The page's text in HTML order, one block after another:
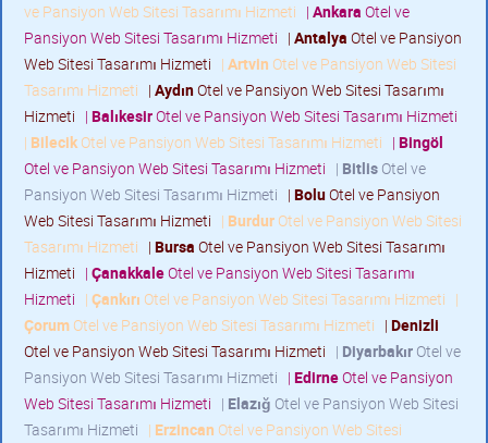
ve Pansiyon Web Sitesi Tasarımı Hizmeti | Ankara Otel ve
Pansiyon Web Sitesi Tasarımı Hizmeti | Antalya Otel ve Pansiyon
Web Sitesi Tasarımı Hizmeti | Artvin Otel ve Pansiyon Web Sitesi
Tasarımı Hizmeti | AydınOtel ve Pansiyon Web Sitesi Tasarımı
Hizmeti | BalıkesirOtel ve Pansiyon Web Sitesi Tasarımı Hizmeti
| BilecikOtel ve Pansiyon Web Sitesi Tasarımı Hizmeti | Bingöl
Otel ve Pansiyon Web Sitesi Tasarımı Hizmeti | Bitlis Otel ve
Pansiyon Web Sitesi Tasarımı Hizmeti | BoluOtel ve Pansiyon
Web Sitesi Tasarımı Hizmeti | Burdur Otel ve Pansiyon Web Sitesi
Tasarımı Hizmeti | Bursa Otel ve Pansiyon Web Sitesi Tasarımı
Hizmeti | ÇanakkaleOtel ve Pansiyon Web Sitesi Tasarımı
Hizmeti | Çankırı Otel ve Pansiyon Web Sitesi Tasarımı Hizmeti |
Çorum Otel ve Pansiyon Web Sitesi Tasarımı Hizmeti | Denizli
Otel ve Pansiyon Web Sitesi Tasarımı Hizmeti | Diyarbakır Otel ve
Pansiyon Web Sitesi Tasarımı Hizmeti | EdirneOtel ve Pansiyon
Web Sitesi Tasarımı Hizmeti | Elazığ Otel ve Pansiyon Web Sitesi
Tasarımı Hizmeti | Erzincan Otel ve Pansiyon Web Sitesi